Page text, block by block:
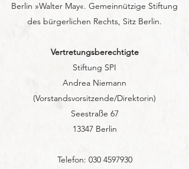
Berlin »Walter May«. Gemeinnützige Stiftung
des bürgerlichen Rechts, Sitz Berlin.
Vertretungsberechtigte
Stiftung SPI
Andrea Niemann
(Vorstandsvorsitzende/Direktorin)
Seestraße 67
13347 Berlin
Telefon: 030 4597930